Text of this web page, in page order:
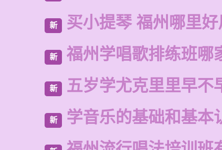
新 买小提琴 福州哪里
新 福州学唱歌排练班哪
新 五岁学尤克里里早不
新 学音乐的基础和基本